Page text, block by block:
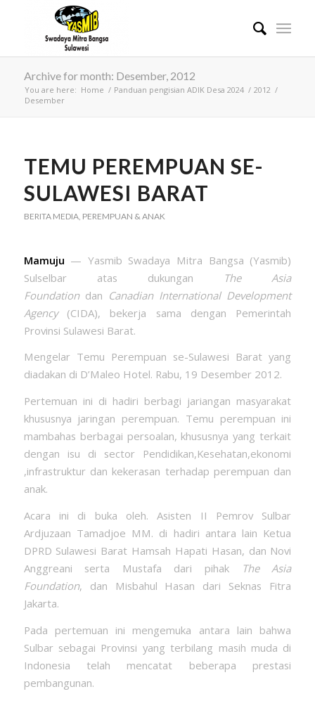
Archive for month: Desember, 2012
You are here: Home / Panduan pengisian ADIK Desa 2024 / 2012 /
Desember
TEMU PEREMPUAN SE-
SULAWESI BARAT
BERITA MEDIA, PEREMPUAN & ANAK
Mamuju — Yasmib Swadaya Mitra Bangsa (Yasmib)
Sulselbar atas dukungan
The Asia
Foundation dan Canadian International Development
Agency
(CIDA), bekerja sama dengan Pemerintah
Provinsi Sulawesi Barat.
Mengelar Temu Perempuan se-Sulawesi Barat yang
diadakan di D’Maleo Hotel. Rabu, 19 Desember 2012.
Pertemuan ini di hadiri berbagi jariangan masyarakat
khususnya jaringan perempuan. Temu perempuan ini
mambahas berbagai persoalan, khususnya yang terkait
dengan isu di sector Pendidikan,Kesehatan,ekonomi
,infrastruktur dan kekerasan terhadap perempuan dan
anak.
Acara ini di buka oleh. Asisten II Pemrov Sulbar
Ardjuzaan Tamadjoe MM. di hadiri antara lain Ketua
DPRD Sulawesi Barat Hamsah Hapati Hasan, dan Novi
Anggreani serta Mustafa dari pihak
The Asia
Foundation, dan Misbahul Hasan dari Seknas Fitra
Jakarta.
Pada pertemuan ini mengemuka antara lain bahwa
Sulbar sebagai Provinsi yang terbilang masih muda di
Indonesia telah mencatat beberapa prestasi
pembangunan.